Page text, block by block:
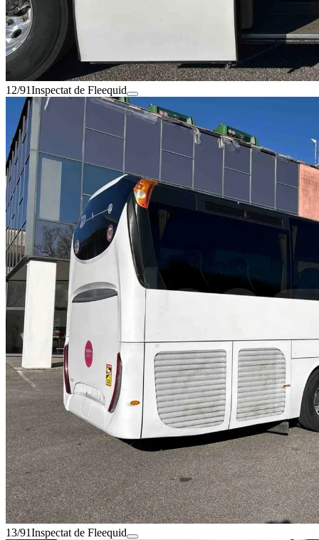
12/91Inspectat de Fleequid
13/91Inspectat de Fleequid